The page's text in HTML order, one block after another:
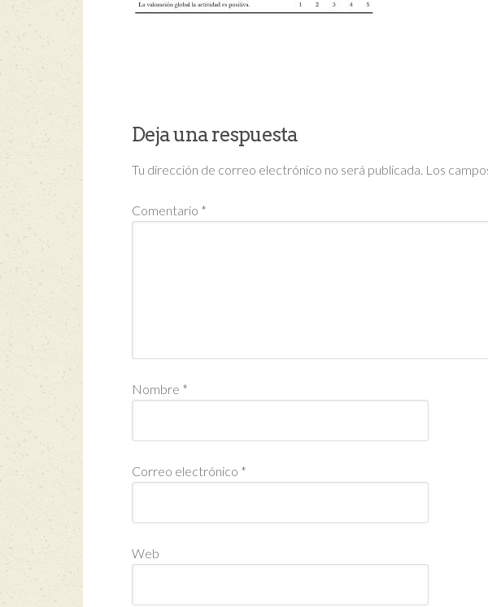
Deja una respuesta
Tu dirección de correo electrónico no será publicada. Los
Comentario *
Nombre *
Correo electrónico *
Web